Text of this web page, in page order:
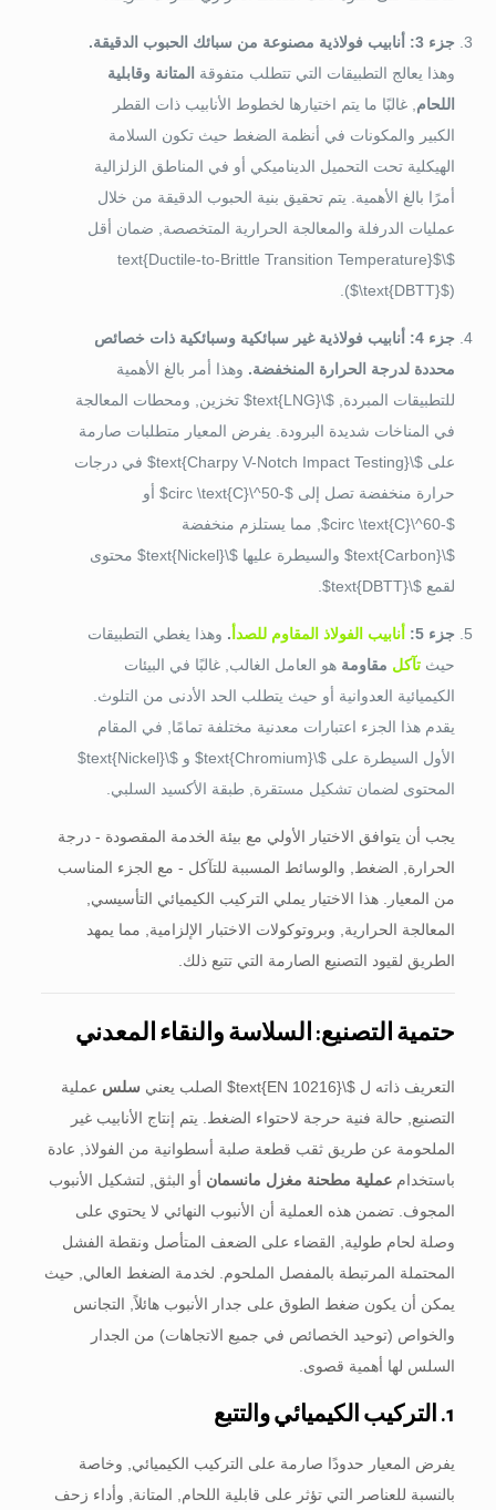
جزء 3: أنابيب فولاذية مصنوعة من سبائك الحبوب الدقيقة.
وهذا يعالج التطبيقات التي تتطلب متفوقة المتانة وقابلية
اللحام , غالبًا ما يتم اختيارها لخطوط الأنابيب ذات القطر
الكبير والمكونات في أنظمة الضغط حيث تكون السلامة
الهيكلية تحت التحميل الديناميكي أو في المناطق الزلزالية
أمرًا بالغ الأهمية. يتم تحقيق بنية الحبوب الدقيقة من خلال
عمليات الدرفلة والمعالجة الحرارية المتخصصة, ضمان أقل
$\text{Ductile-to-Brittle Transition Temperature}$
($\text{DBTT}$).
جزء 4: أنابيب فولاذية غير سبائكية وسبائكية ذات خصائص
محددة لدرجة الحرارة المنخفضة. وهذا أمر بالغ الأهمية
للتطبيقات المبردة, $\text{LNG}$
تخزين, ومحطات المعالجة
في المناخات شديدة البرودة. يفرض المعيار متطلبات صارمة
على $\text{Charpy V-Notch Impact Testing}$
في درجات
حرارة منخفضة تصل إلى $-50^\circ \text{C}$
أو
$-60^\circ \text{C}$
, مما يستلزم منخفضة
$\text{Carbon}$
والسيطرة عليها $\text{Nickel}$
محتوى
لقمع $\text{DBTT}$
.
جزء 5: أنابيب الفولاذ المقاوم للصدأ . وهذا يغطي التطبيقات
حيث تآكل مقاومة هو العامل الغالب, غالبًا في البيئات
الكيميائية العدوانية أو حيث يتطلب الحد الأدنى من التلوث.
يقدم هذا الجزء اعتبارات معدنية مختلفة تمامًا, في المقام
الأول السيطرة على $\text{Chromium}$ و $\text{Nickel}$
المحتوى لضمان تشكيل مستقرة, طبقة الأكسيد السلبي.
يجب أن يتوافق الاختيار الأولي مع بيئة الخدمة المقصودة - درجة
الحرارة, الضغط, والوسائط المسببة للتآكل - مع الجزء المناسب
من المعيار. هذا الاختيار يملي التركيب الكيميائي التأسيسي,
المعالجة الحرارية, وبروتوكولات الاختبار الإلزامية, مما يمهد
الطريق لقيود التصنيع الصارمة التي تتبع ذلك.
حتمية التصنيع: السلاسة والنقاء المعدني
التعريف ذاته ل $\text{EN 10216}$ الصلب يعني سلس عملية
التصنيع, حالة فنية حرجة لاحتواء الضغط. يتم إنتاج الأنابيب غير
الملحومة عن طريق ثقب قطعة صلبة أسطوانية من الفولاذ, عادة
باستخدام عملية مطحنة مغزل مانسمان أو البثق, لتشكيل الأنبوب
المجوف. تضمن هذه العملية أن الأنبوب النهائي لا يحتوي على
وصلة لحام طولية, القضاء على الضعف المتأصل ونقطة الفشل
المحتملة المرتبطة بالمفصل الملحوم. لخدمة الضغط العالي, حيث
يمكن أن يكون ضغط الطوق على جدار الأنبوب هائلاً, التجانس
والخواص (توحيد الخصائص في جميع الاتجاهات) من الجدار
السلس لها أهمية قصوى.
1. التركيب الكيميائي والتتبع
يفرض المعيار حدودًا صارمة على التركيب الكيميائي, وخاصة
بالنسبة للعناصر التي تؤثر على قابلية اللحام, المتانة, وأداء زحف